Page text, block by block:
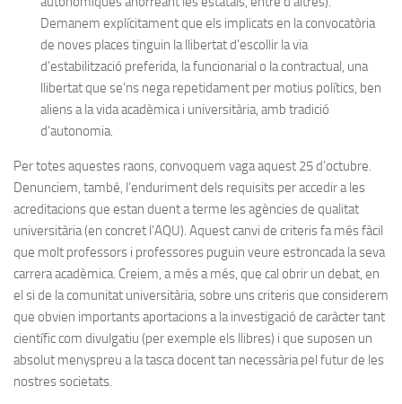
Demanem explícitament que els implicats en la convocatòria
de noves places tinguin la llibertat d’escollir la via
d’estabilització preferida, la funcionarial o la contractual, una
llibertat que se’ns nega repetidament per motius polítics, ben
aliens a la vida acadèmica i universitària, amb tradició
d’autonomia.
Per totes aquestes raons, convoquem vaga aquest 25 d’octubre.
Denunciem, també, l’enduriment dels requisits per accedir a les
acreditacions que estan duent a terme les agències de qualitat
universitària (en concret l’AQU). Aquest canvi de criteris fa més fàcil
que molt professors i professores puguin veure estroncada la seva
carrera acadèmica. Creiem, a més a més, que cal obrir un debat, en
el si de la comunitat universitària, sobre uns criteris que considerem
que obvien importants aportacions a la investigació de caràcter tant
científic com divulgatiu (per exemple els llibres) i que suposen un
absolut menyspreu a la tasca docent tan necessària pel futur de les
nostres societats.